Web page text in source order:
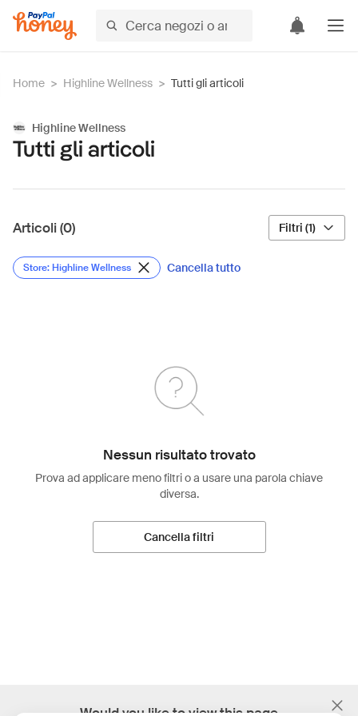
Home > Highline Wellness > Tutti gli articoli
Highline Wellness
Tutti gli articoli
Articoli (0) Filtri (1)
Store: Highline Wellness Cancella tutto
Nessun risultato trovato
Prova ad applicare meno filtri o a usare una parola chiave
diversa.
Cancella filtri